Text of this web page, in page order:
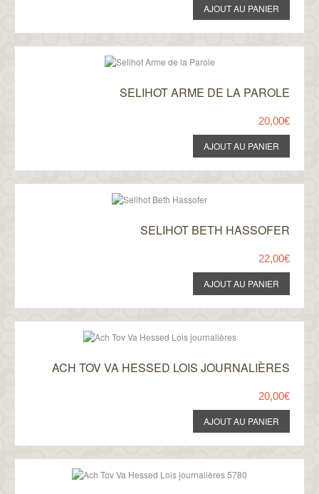
SELIHOT ARME DE LA PAROLE
20,00€
SELIHOT BETH HASSOFER
22,00€
ACH TOV VA HESSED LOIS JOURNALIÈRES
20,00€